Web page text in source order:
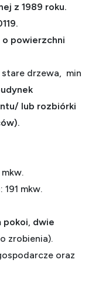
z 1989 roku.
powierzchni
drzewa, min
lub rozbiórki
mkw.
pokoi dwie
zrobienia).
oraz